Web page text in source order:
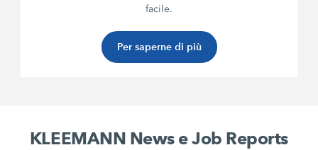
facile.
Per saperne di più
KLEEMANN News e Job Reports